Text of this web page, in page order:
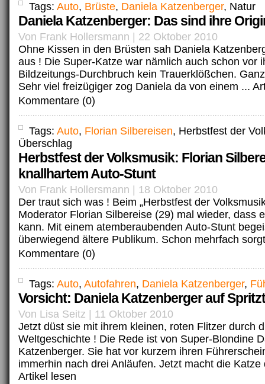
Tags: Auto, Brüste, Daniela Katzenberger, Natur
Daniela Katzenberger: Das sind ihre
Von Frank Hollersmann | 22 Oktober 2010
Ohne Kissen in den Brüsten sah Daniela
aus ! Die Super-Katze war nämlich auch schon vor
Bildzeitungs-Durchbruch kein Trauerklößchen.
Sehr viel freizügiger zog Daniela da von einem ...
Kommentare (0)
Tags: Auto, Florian Silbereisen, Herbstfest der
Überschlag
Herbstfest der Volksmusik: Florian
knallhartem Auto-Stunt
Von Frank Hollersmann | 18 Oktober 2010
Der traut sich was ! Beim „Herbstfest der
Moderator Florian Silbereise (29) mal wieder, dass
kann. Mit einem atemberaubenden Auto-Stunt
überwiegend ältere Publikum. Schon mehrfach
Kommentare (0)
Tags: Auto, Autofahren, Daniela Katzenberger,
Vorsicht: Daniela Katzenberger auf
Von Lisa Seitz | 11 Oktober 2010
Jetzt düst sie mit ihrem kleinen, roten Flitzer durch
Weltgeschichte ! Die Rede ist von Super-Blondine
Katzenberger. Sie hat vor kurzem ihren
immerhin nach drei Anläufen. Jetzt macht die Katze
Artikel lesen